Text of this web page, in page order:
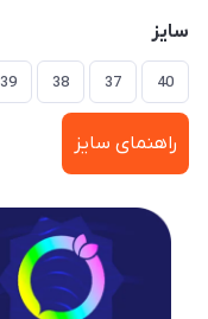
سایز
40
37
38
39
راهنمای سایز